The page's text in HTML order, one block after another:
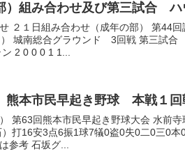
）組み合わせ及び第三試合
２１日組み合わせ（成年の部） 第44
城南総合グラウンド 3回戦 第三試
2 0 0 0 1 1...
本市民早起き野球 本戦１
第63回熊本市民早起き野球大会 水前
打16安3点6振1球7犠0盗0失0二0三0
参考 石坂グ...